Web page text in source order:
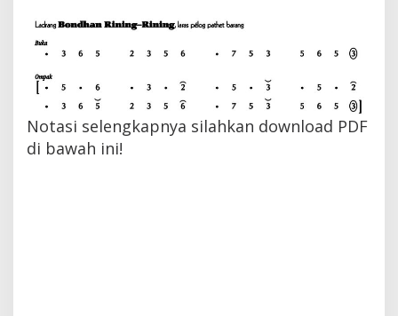
Notasi selengkapnya silahkan download PDF
di bawah ini!